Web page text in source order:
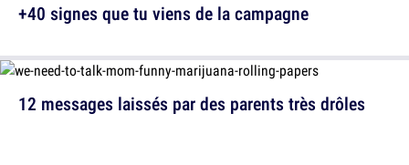
12 messages laissés par des parents très drôles
+40 signes que tu viens de la campagne